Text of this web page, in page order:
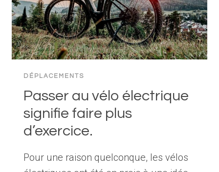
DÉPLACEMENTS
Passer au vélo électrique
signifie faire plus
d’exercice.
Pour une raison quelconque, les vélos